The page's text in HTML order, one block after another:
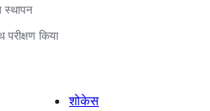
किया
शोकेस